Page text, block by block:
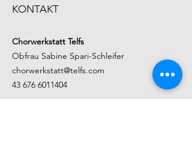
KONTAKT
Chorwerkstatt Telfs
Obfrau Sabine Spari-Schleifer
chorwerkstatt@telfs.com
43 676 6011404